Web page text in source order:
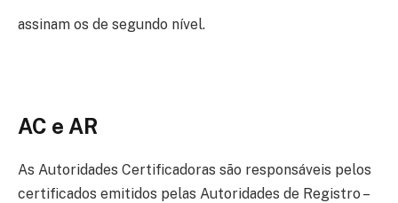
assinam os de segundo nível.
AC e AR
As Autoridades Certificadoras são responsáveis pelos
certificados emitidos pelas Autoridades de Registro –